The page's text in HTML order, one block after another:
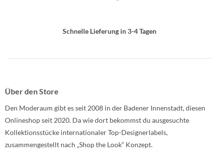
Schnelle Lieferung in 3-4 Tagen
Über den Store
Den Moderaum gibt es seit 2008 in der Badener Innenstadt, diesen
Onlineshop seit 2020. Da wie dort bekommst du ausgesuchte
Kollektionsstücke internationaler Top-Designerlabels,
zusammengestellt nach „Shop the Look“ Konzept.